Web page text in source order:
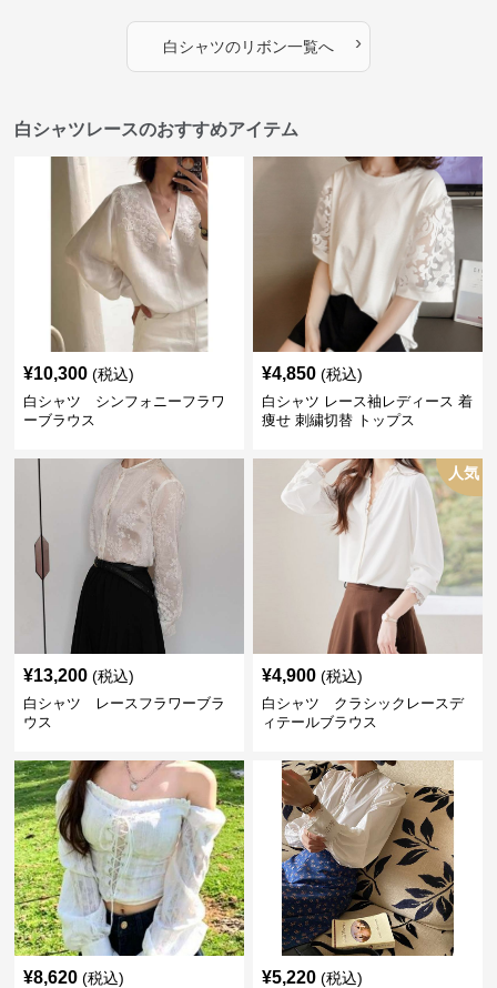
白シャツのリボン一覧へ ›
白シャツレースのおすすめアイテム
¥10,300 (税込)
白シャツ シンフォニーフラワ
ーブラウス
¥4,850 (税込)
白シャツ レース袖レディース 着
痩せ 刺繍切替 トップス
¥13,200 (税込)
白シャツ レースフラワーブラ
ウス
人気
¥4,900 (税込)
白シャツ クラシックレースデ
ィテールブラウス
¥8,620 (税込) ¥5,220 (税込)